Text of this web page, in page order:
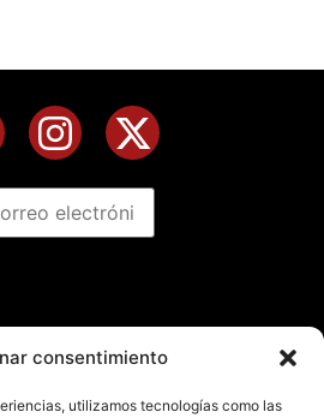
consentimiento
utilizamos tecnologías como las